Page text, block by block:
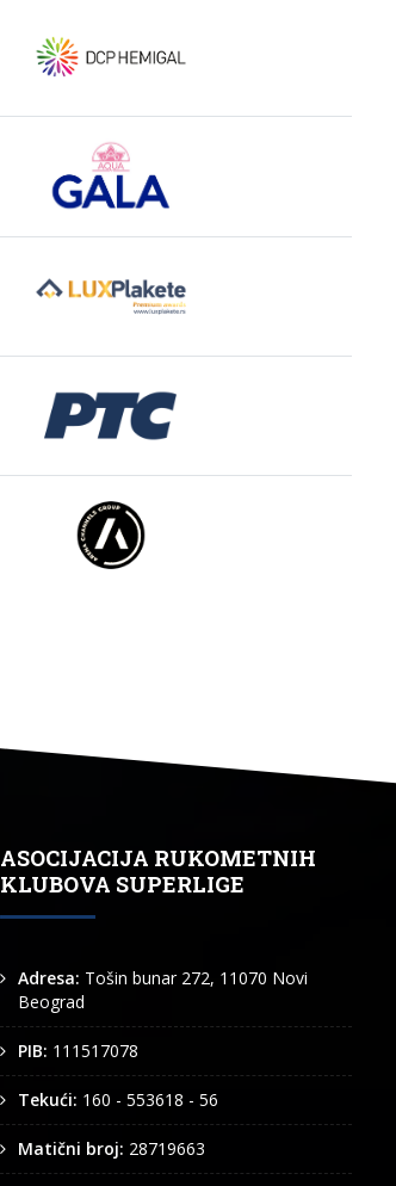
ASOCIJACIJA RUKOMETNIH
KLUBOVA SUPERLIGE
Adresa: Tošin bunar 272, 11070 Novi
Beograd
PIB: 111517078
Tekući: 160 - 553618 - 56
Matični broj: 28719663